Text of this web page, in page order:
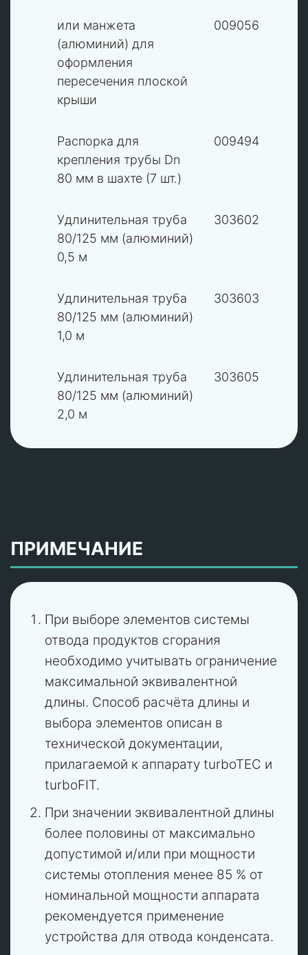
или манжета
(алюминий) для
оформления
пересечения плоской
крыши
009056
Распорка для
крепления трубы Dn
80 мм в шахте (7 шт.)
009494
Удлинительная труба
80/125 мм (алюминий)
0,5 м
303602
Удлинительная труба
80/125 мм (алюминий)
1,0 м
303603
Удлинительная труба
80/125 мм (алюминий)
2,0 м
303605
ПРИМЕЧАНИЕ
При выборе элементов системы
отвода продуктов сгорания
необходимо учитывать ограничение
максимальной эквивалентной
длины. Способ расчёта длины и
выбора элементов описан в
технической документации,
прилагаемой к аппарату turboTEC и
turboFIT.
При значении эквивалентной длины
более половины от максимально
допустимой и/или при мощности
системы отопления менее 85 % от
номинальной мощности аппарата
рекомендуется применение
устройства для отвода конденсата.